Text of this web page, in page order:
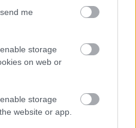
me
storage
on web or
storage
website or app.
lett és túllépett a
belőle
horrorisztikus
sem hiányozhatott a